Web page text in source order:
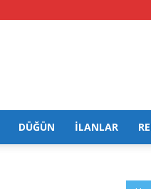
DÜĞÜN İLANLAR